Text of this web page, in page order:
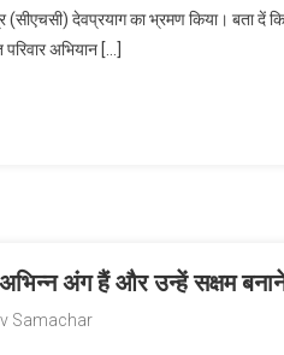
(सीएचसी) देवप्रयाग का भ्रमण किया। बता दें
अभियान […]
अंग हैं और उन्हें सक्षम
Samachar